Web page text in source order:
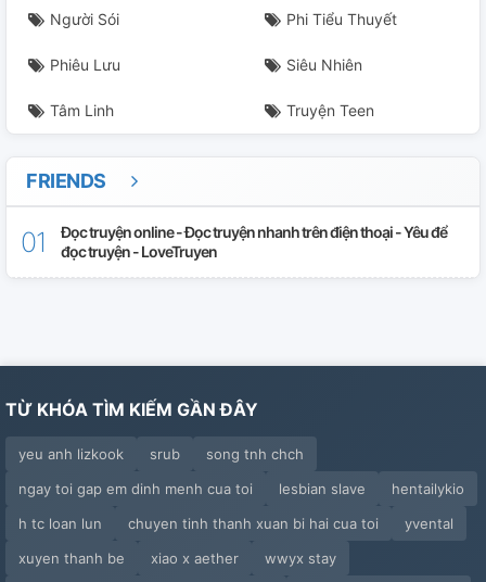
Người Sói Phi Tiểu Thuyết
Phiêu Lưu Siêu Nhiên
Tâm Linh Truyện Teen
FRIENDS
Đọc truyện online - Đọc truyện nhanh trên điện thoại - Yêu để
đọc truyện - LoveTruyen
TỪ KHÓA TÌM KIẾM GẦN ĐÂY
yeu anh lizkook srub
song tnh chch
ngay toi gap em dinh menh cua toi
lesbian slave
hentailykio
h tc loan lun
chuyen tinh thanh xuan bi hai cua toi
yvental
xuyen thanh be
xiao x aether wwyx stay